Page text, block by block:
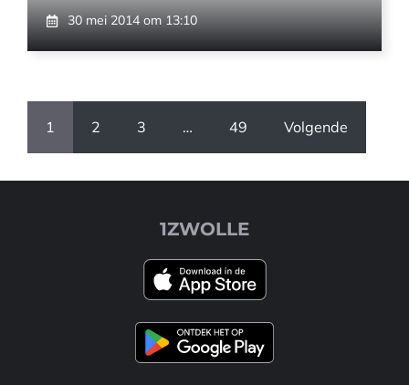
30 mei 2014 om 13:10
1 2 3 … 49 Volgende
1ZWOLLE